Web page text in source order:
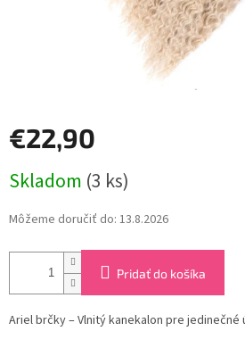
€22,90
cena:
Skladom (3 ks)
Môžeme doručiť do: 13.8.2026
Pridať do košíka
Ariel brčky – Vlnitý kanekalon pre jedinečné